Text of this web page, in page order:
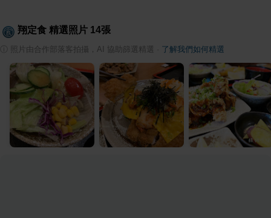
翔定食 精選照片 14張
照片由合作部落客拍攝，AI 協助篩選精選 了解我們如何精選